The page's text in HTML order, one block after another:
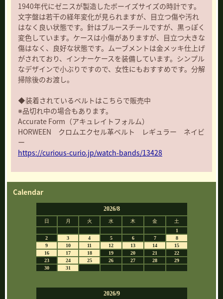
1940年代にゼニスが製造したボーイズサイズの時計です。
文字盤は若干の経年変化が見られますが、目立つ傷や汚れ
はなく良い状態です。針はブルースチールですが、黒っぽく
変色しています。ケースは小傷がありますが、目立つ大きな
傷はなく、良好な状態です。ムーブメントは金メッキ仕上げ
がされており、インナーケースを装備しています。シンプル
なデザインで小ぶりですので、女性にもおすすめです。分解
掃除後のお渡し。
◆装着されているベルトはこちらで販売中
※品切れ中の場合もあります。
Accurate Form（アキュレイトフォルム）
HORWEEN クロムエクセル革ベルト レギュラー ネイビ
ー
https://curious-curio.jp/watch-bands/13428
Calendar